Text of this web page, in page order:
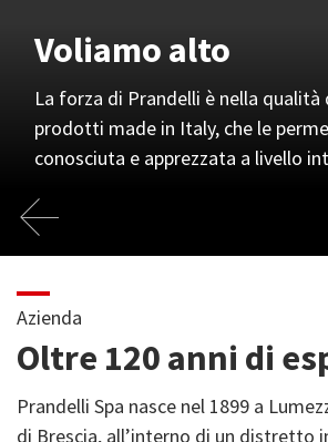
Voliamo alto
La forza di Prandelli è nella qualità
prodotti made in Italy, che le
conosciuta e apprezzata a livello
Siamo flessibili
La nostra lunga esperienza e
per venire incontro alle esigenze
Una squadra unita
Team Prandelli SpA:
coinvolgimento e collaborazione.
Sostenibilità
Il mondo in cui viviamo, la nostra
piccoli gesti il nostro sforzo per
Azienda
Oltre 120 anni di
Prandelli Spa nasce nel 1899 a
di Brescia, all’interno di un distretto